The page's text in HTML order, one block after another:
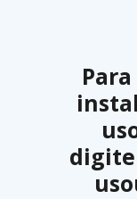
digite